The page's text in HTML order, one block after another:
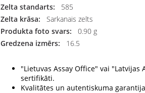
Zelta standarts:
585
Zelta krāsa:
Sarkanais zelts
Produkta foto svars:
0.90 g
Gredzena izmērs:
16.5
"Lietuvas Assay Office" vai "Latvijas
sertifikāti.
Kvalitātes un autentiskuma